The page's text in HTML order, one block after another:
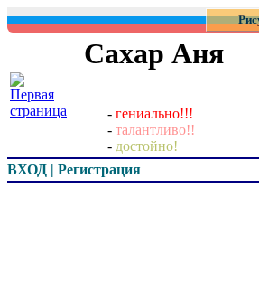
Сахар Аня
- гениально!!!
- талантливо!!
- достойно!
ВХОД | Регистрация